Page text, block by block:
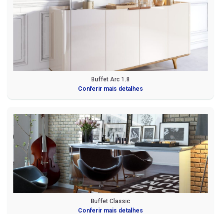
Buffet Arc 1.8
Conferir mais detalhes
Buffet Classic
Conferir mais detalhes